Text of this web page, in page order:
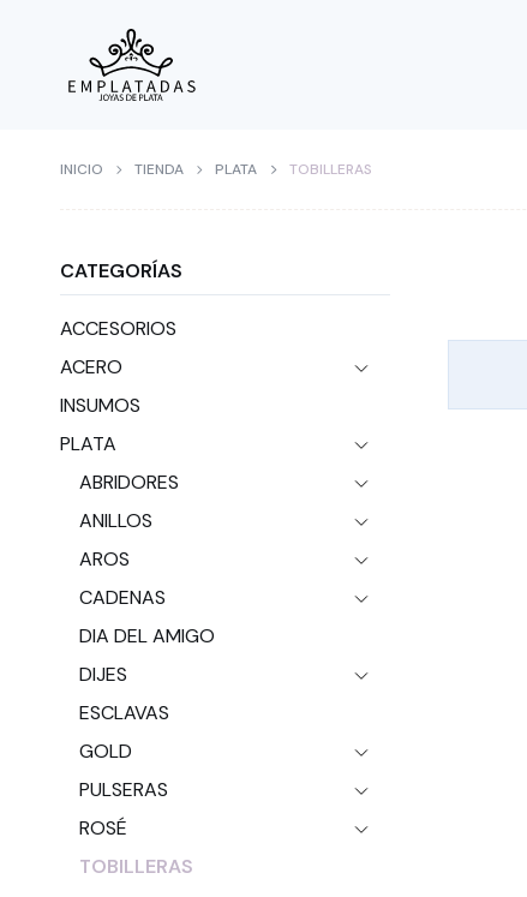
INICIO TIENDA PLATA TOBILLERAS
CATEGORÍAS
ACCESORIOS
ACERO
INSUMOS
PLATA
ABRIDORES
ANILLOS
AROS
CADENAS
DIA DEL AMIGO
DIJES
ESCLAVAS
GOLD
PULSERAS
ROSÉ
TOBILLERAS